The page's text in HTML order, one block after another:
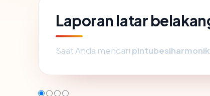
Laporan latar
Saat Anda mencari